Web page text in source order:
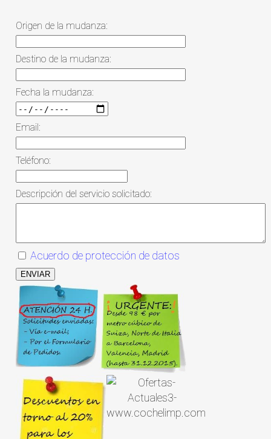
Origen de la mudanza:
Destino de la mudanza:
Fecha la mudanza:
Email:
Teléfono:
Descripción del servicio solicitado:
Acuerdo de protección de datos
ENVIAR